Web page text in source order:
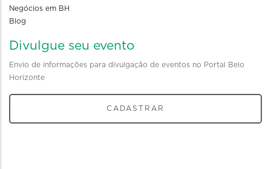
Negócios em BH
Blog
Divulgue seu evento
Envio de informações para divulgação de eventos no Portal Belo
Horizonte
CADASTRAR